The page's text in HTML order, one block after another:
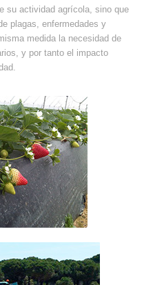
su actividad agrícola, sino que
plagas, enfermedades y
medida la necesidad de
y por tanto el impacto